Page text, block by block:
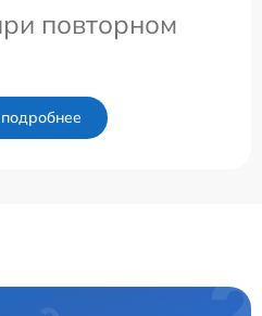
повторном